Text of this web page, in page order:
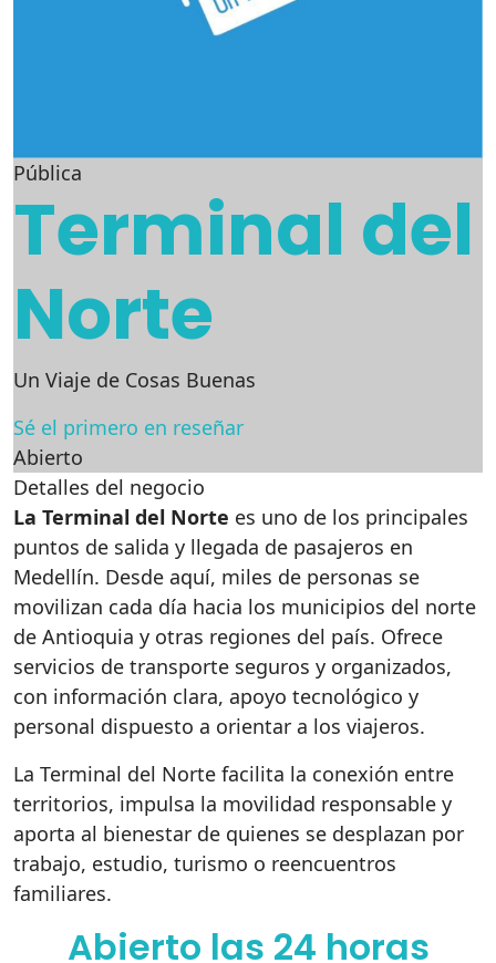
Pública
Terminal del
Norte
Un Viaje de Cosas Buenas
Sé el primero en reseñar
Abierto
Detalles del negocio
La Terminal del Norte es uno de los principales
puntos de salida y llegada de pasajeros en
Medellín. Desde aquí, miles de personas se
movilizan cada día hacia los municipios del norte
de Antioquia y otras regiones del país. Ofrece
servicios de transporte seguros y organizados,
con información clara, apoyo tecnológico y
personal dispuesto a orientar a los viajeros.
La Terminal del Norte facilita la conexión entre
territorios, impulsa la movilidad responsable y
aporta al bienestar de quienes se desplazan por
trabajo, estudio, turismo o reencuentros
familiares.
Abierto las 24 horas